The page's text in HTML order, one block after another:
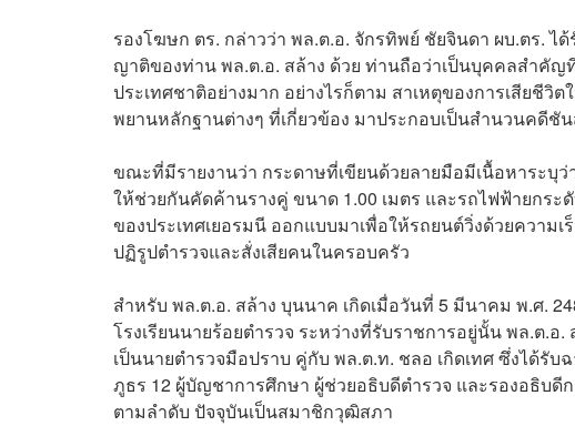
รองโฆษก ตร. กล่าวว่า พล.ต.อ. จักรทิพย์ ชัยจินดา ผบ.ตร. ไ
ญาติของท่าน พล.ต.อ. สล้าง ด้วย ท่านถือว่าเป็นบุคคลสำคัญ
ประเทศชาติอย่างมาก อย่างไรก็ตาม สาเหตุของการเสียชี
พยานหลักฐานต่างๆ ที่เกี่ยวข้อง มาประกอบเป็นสำนวนคดีชั
ขณะที่มีรายงานว่า กระดาษที่เขียนด้วยลายมือมีเนื้อหาระบุ
ให้ช่วยกันคัดค้านรางคู่ ขนาด 1.00 เมตร และรถไฟฟ้ายกร
ของประเทศเยอรมนี ออกแบบมาเพื่อให้รถยนต์วิ่งด้วยความ
ปฏิรูปตำรวจและสั่งเสียคนในครอบครัว
สำหรับ พล.ต.อ. สล้าง บุนนาค เกิดเมื่อวันที่ 5 มีนาคม พ.ศ.
โรงเรียนนายร้อยตำรวจ ระหว่างที่รับราชการอยู่นั้น พล.ต.อ.
เป็นนายตำรวจมือปราบ คู่กับ พล.ต.ท. ชลอ เกิดเทศ ซึ่งได้รั
ภูธร 12 ผู้บัญชาการศึกษา ผู้ช่วยอธิบดีตำรวจ และรองอธิบ
ตามลำดับ ปัจจุบันเป็นสมาชิกวุฒิสภา